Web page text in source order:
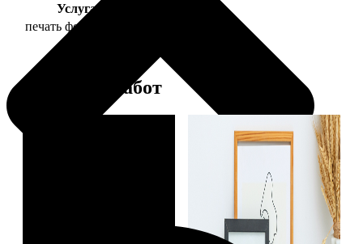
Услуга
печать фото 15х20
Примеры работ